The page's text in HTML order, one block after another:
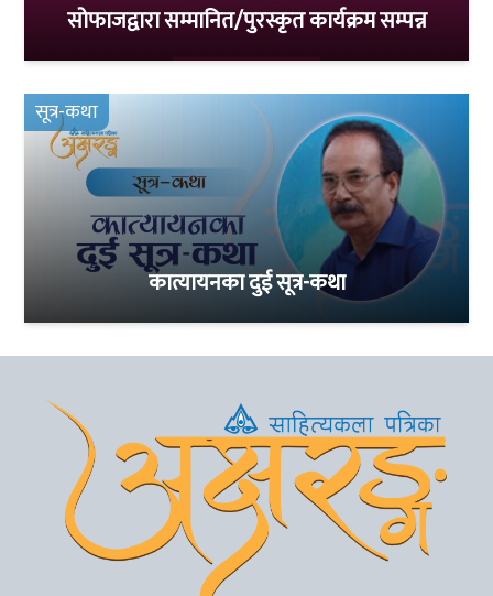
सोफाजद्वारा सम्मानित/पुरस्कृत कार्यक्रम सम्पन्न
सूत्र-कथा
कात्यायनका दुई सूत्र-कथा